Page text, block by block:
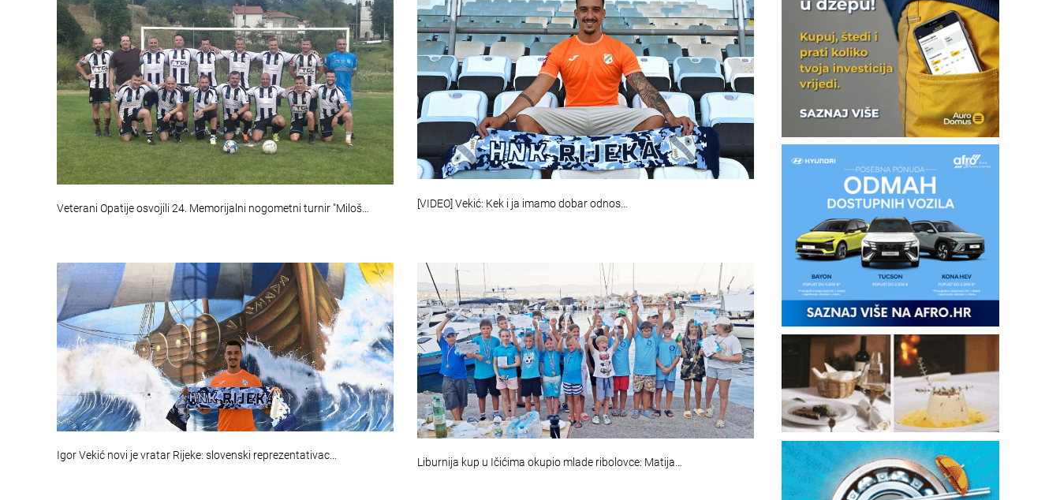
Veterani Opatije osvojili 24. Memorijalni nogometni turnir "Miloš… [VIDEO] Vekić: Kek i ja imamo dobar odnos…
Igor Vekić novi je vratar Rijeke: slovenski reprezentativac…
Liburnija kup u Ičićima okupio mlade ribolovce: Matija…